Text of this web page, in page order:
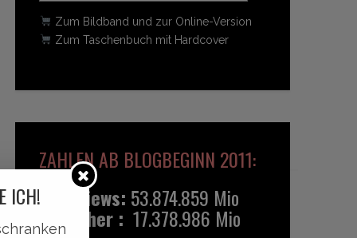
Zum Bildband und zur Online-Version
Zum Taschenbuch mit Hardcover
ZAHLEN AB BLOGBEGINN 2011:
Pageviews: 53.874.859 Mio
Besucher : 17.378.986 Mio
ICH!